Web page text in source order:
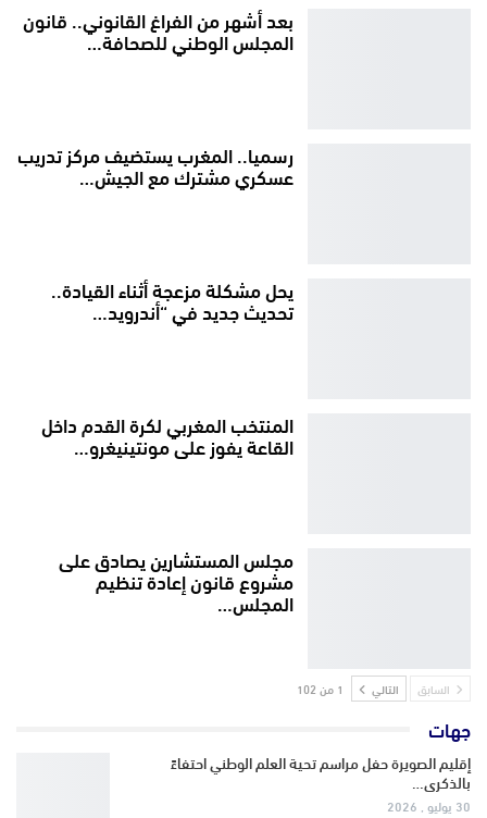
بعد أشهر من الفراغ القانوني.. قانون
المجلس الوطني للصحافة…
رسميا.. المغرب يستضيف مركز تدريب
عسكري مشترك مع الجيش…
يحل مشكلة مزعجة أثناء القيادة..
تحديث جديد في “أندرويد…
المنتخب المغربي لكرة القدم داخل
القاعة يفوز على مونتينيغرو…
مجلس المستشارين يصادق على
مشروع قانون إعادة تنظيم
المجلس…
السابق التالي 1 من 102
جهات
إقليم الصويرة حفل مراسم تحية العلم الوطني احتفاءً
بالذكرى…
30 يوليو , 2026